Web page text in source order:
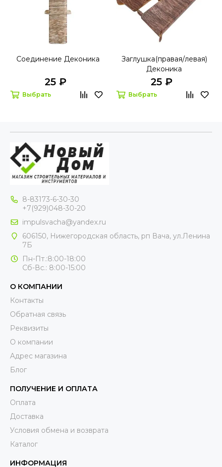
Соединение Деконика
25 ₽
Выбрать
Заглушка(правая/левая)
Деконика
25 ₽
Выбрать
8-83173-6-30-30
+7(929)048-30-20
impulsvacha@yandex.ru
606150, Нижегородская область, рп Вача, ул.Ленина
7Б
Пн-Пт.:8:00-18:00
Сб-Вс.: 8:00-15:00
О КОМПАНИИ
Контакты
Обратная связь
Реквизиты
О компании
Адрес магазина
Блог
ПОЛУЧЕНИЕ И ОПЛАТА
Оплата
Доставка
Условия обмена и возврата
Каталог
ИНФОРМАЦИЯ